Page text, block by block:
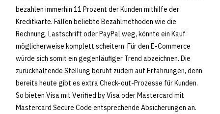
bezahlen immerhin 11 Prozent der Kunden mithilfe der
Kreditkarte. Fallen beliebte Bezahlmethoden wie die
Rechnung, Lastschrift oder PayPal weg, könnte ein Kauf
möglicherweise komplett scheitern. Für den E-Commerce
würde sich somit ein gegenläufiger Trend abzeichnen. Die
zurückhaltende Stellung beruht zudem auf Erfahrungen, denn
bereits heute gibt es extra Check-out-Prozesse für Kunden.
So bieten Visa mit Verified by Visa oder Mastercard mit
Mastercard Secure Code entsprechende Absicherungen an.